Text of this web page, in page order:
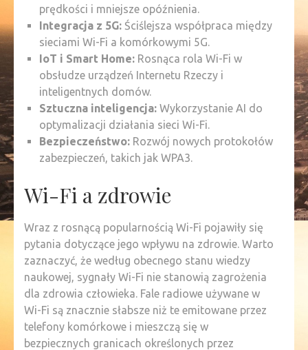
prędkości i mniejsze opóźnienia.
Integracja z 5G: Ściślejsza współpraca między
sieciami Wi-Fi a komórkowymi 5G.
IoT i Smart Home: Rosnąca rola Wi-Fi w
obsłudze urządzeń Internetu Rzeczy i
inteligentnych domów.
Sztuczna inteligencja: Wykorzystanie AI do
optymalizacji działania sieci Wi-Fi.
Bezpieczeństwo: Rozwój nowych protokołów
zabezpieczeń, takich jak WPA3.
Wi-Fi a zdrowie
Wraz z rosnącą popularnością Wi-Fi pojawiły się
pytania dotyczące jego wpływu na zdrowie. Warto
zaznaczyć, że według obecnego stanu wiedzy
naukowej, sygnały Wi-Fi nie stanowią zagrożenia
dla zdrowia człowieka. Fale radiowe używane w
Wi-Fi są znacznie słabsze niż te emitowane przez
telefony komórkowe i mieszczą się w
bezpiecznych granicach określonych przez